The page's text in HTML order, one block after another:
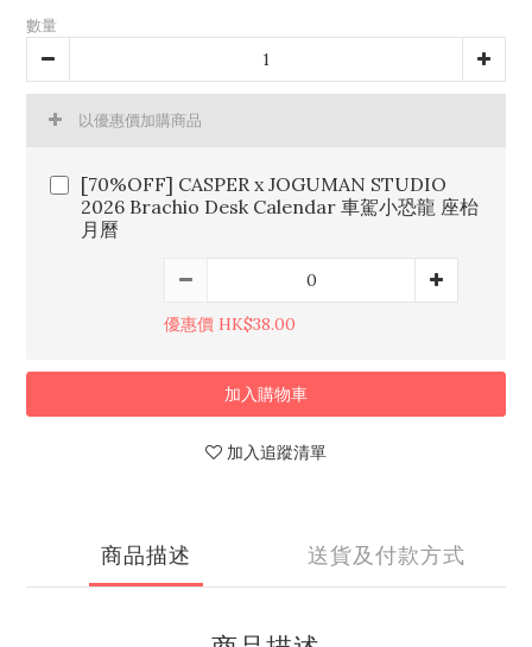
數量
以優惠價加購商品
[70%OFF] CASPER x JOGUMAN STUDIO
2026 Brachio Desk Calendar 車駕小恐龍 座枱
月曆
優惠價 HK$38.00
加入購物車
加入追蹤清單
商品描述 送貨及付款方式